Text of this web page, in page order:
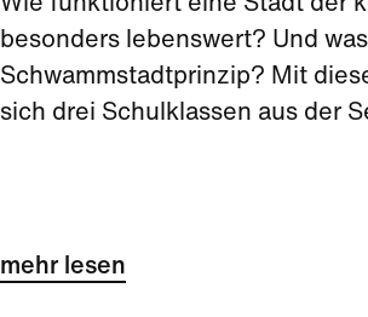
Wie funktioniert eine Stadt der
besonders lebenswert? Und
Schwammstadtprinzip? Mit
sich drei Schulklassen aus der
mehr lesen